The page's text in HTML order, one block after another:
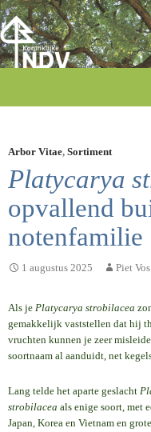
inhoud
Arbor Vitae, Sortiment
Platycarya
opvallend
notenfamilie
1 augustus 2025 Piet Vos
Als je Platycarya strobilacea
gemakkelijk vaststellen dat hij
vruchten kunnen je zeer
soortnaam al aanduidt, net
Lang telde het aparte geslacht
strobilacea als enige soort, met
Japan, Korea en Vietnam en